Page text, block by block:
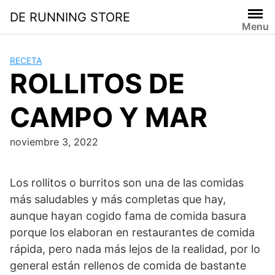
contenido
DE RUNNING STORE
Menu
RECETA
ROLLITOS DE
CAMPO Y MAR
noviembre 3, 2022
Los rollitos o burritos son una de las comidas
más saludables y más completas que hay,
aunque hayan cogido fama de comida basura
porque los elaboran en restaurantes de comida
rápida, pero nada más lejos de la realidad, por lo
general están rellenos de comida de bastante